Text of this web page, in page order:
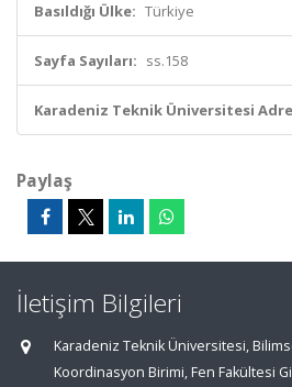
Basıldığı Ülke: Türkiye
Sayfa Sayıları: ss.158
Karadeniz Teknik Üniversitesi
Paylaş
İletişim Bilgileri
Karadeniz Teknik Üniversitesi,
Koordinasyon Birimi, Fen Fakültesi